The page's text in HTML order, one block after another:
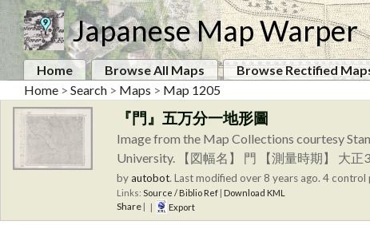
Japanese Map Warper
Home Browse All Maps Browse Rectified
Home > Search > Maps > Map 1205
『門』五万分一地形圖
Image from the Map Collections courtesy
University. 【図幅名】 門 【測量時期】 大
byautobot. Last modified over 8 years ago. 4 control
Links: Source / Biblio Ref | Download KML
Share | | Export